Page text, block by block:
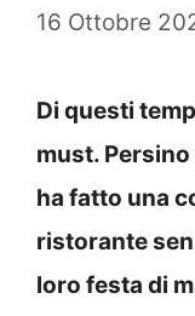
16 Ottobre
Di questi
must.
ha fatto una
ristorante
loro festa di